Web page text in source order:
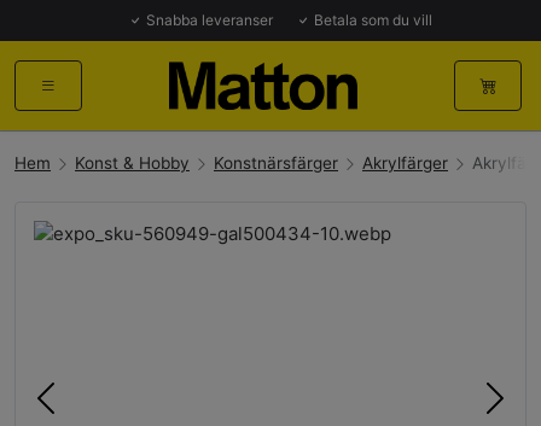
Snabba leveranser Betala som du vill
Hem Konst & Hobby Konstnärsfärger Akrylfärger
Föregående Nästa